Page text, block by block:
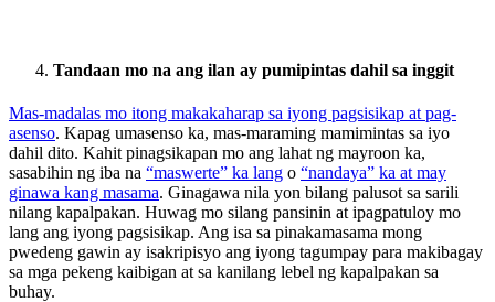
Tandaan mo na ang ilan ay pumipintas dahil sa inggit
Mas-madalas mo itong makakaharap sa iyong pagsisikap at pag-
asenso. Kapag umasenso ka, mas-maraming mamimintas sa iyo
dahil dito. Kahit pinagsikapan mo ang lahat ng mayroon ka,
sasabihin ng iba na “maswerte” ka lang o “nandaya” ka at may
ginawa kang masama. Ginagawa nila yon bilang palusot sa sarili
nilang kapalpakan. Huwag mo silang pansinin at ipagpatuloy mo
lang ang iyong pagsisikap. Ang isa sa pinakamasama mong
pwedeng gawin ay isakripisyo ang iyong tagumpay para makibagay
sa mga pekeng kaibigan at sa kanilang lebel ng kapalpakan sa
buhay.